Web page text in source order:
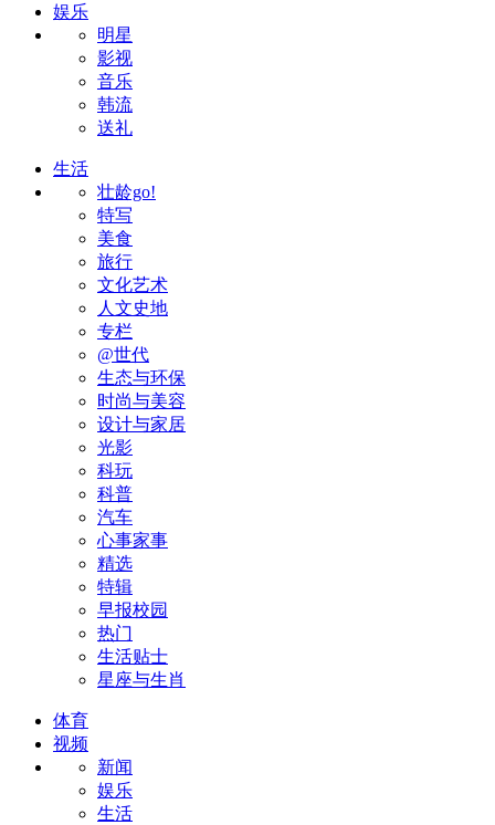
娱乐
明星
影视
音乐
韩流
送礼
生活
壮龄go!
特写
美食
旅行
文化艺术
人文史地
专栏
@世代
生态与环保
时尚与美容
设计与家居
光影
科玩
科普
汽车
心事家事
精选
特辑
早报校园
热门
生活贴士
星座与生肖
体育
视频
新闻
娱乐
生活